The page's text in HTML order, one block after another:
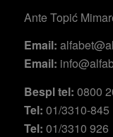
Ante Topić
Email:
Email:
Bespl tel: 0800
Tel: 01/3310-845
Tel: 01/3310 926